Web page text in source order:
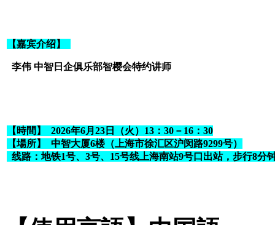
【嘉宾介绍】
李伟 中智日企俱乐部智樱会特约讲师
【時間】 2026年6月23日（火）13：30－16：30
【場所】 中智大厦6楼（上海市徐汇区沪闵路9299号）
线路：地铁1号、3号、15号线上海南站9号口出站，步行8分